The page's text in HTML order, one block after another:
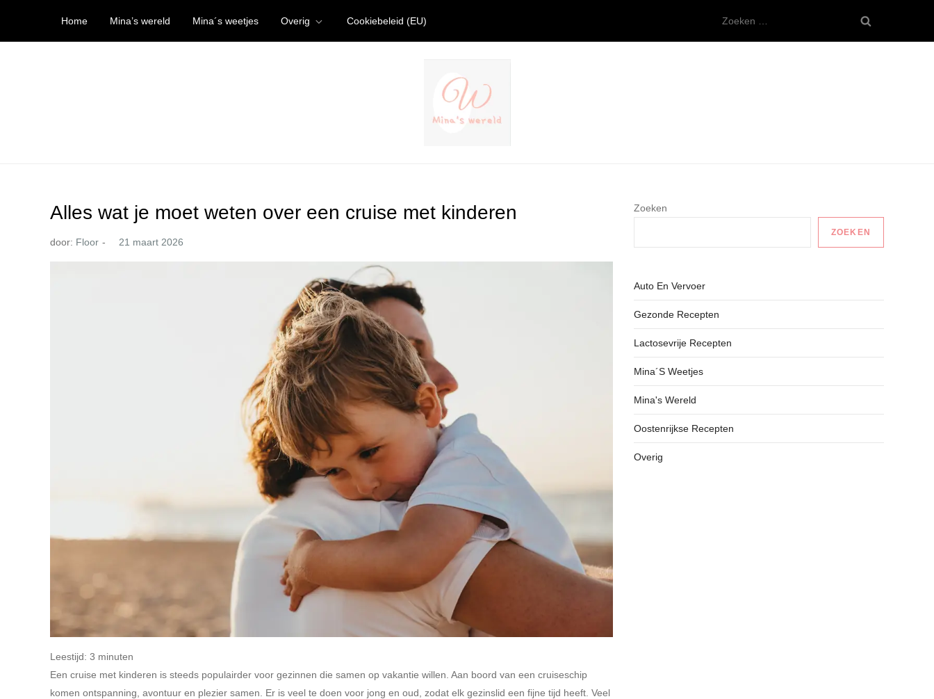
de
Home Mina’s wereld Mina´s weetjes Overig Cookiebeleid (EU)
naar:
Alles wat je moet weten over een cruise met kinderen
door: Floor
Leestijd: 3 minuten
Een cruise met kinderen is steeds populairder voor gezinnen die samen op vakantie willen. Aan boord van een cruiseschip
komen ontspanning, avontuur en plezier samen. Er is veel te doen voor jong en oud, zodat elk gezinslid een fijne tijd heeft. Veel
Zoeken
ZOEKEN
Auto En Vervoer
Gezonde Recepten
Lactosevrije Recepten
Mina´s Weetjes
Mina's Wereld
Oostenrijkse Recepten
Overig